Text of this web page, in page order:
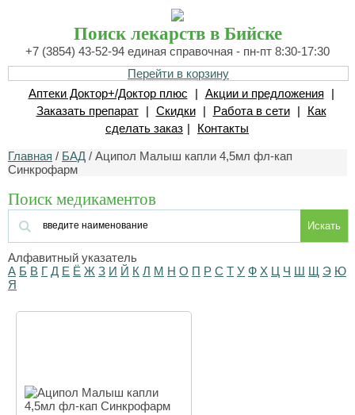
Поиск лекарств в Бийске
+7 (3854) 43-52-94 единая справочная - пн-пт 8:30-17:30
Перейти в корзину
Аптеки Доктор+/Доктор плюс
| Акции и предложения
|
Заказать препарат
| Скидки | Работа в сети |
Как
сделать заказ | Контакты
Главная / БАД / Аципол Малыш капли 4,5мл фл-кап
Синкрофарм
Поиск медикаментов
Искать
Алфавитный указатель
А Б В Г Д Е Ё Ж З И Й К Л М Н О П Р С Т У Ф Х Ц Ч Ш Щ Э Ю
Я